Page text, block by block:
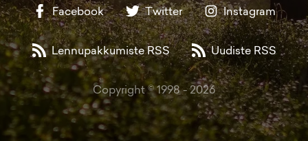
Facebook Twitter Instagram
Lennupakkumiste RSS Uudiste RSS
Copyright © 1998 -2026